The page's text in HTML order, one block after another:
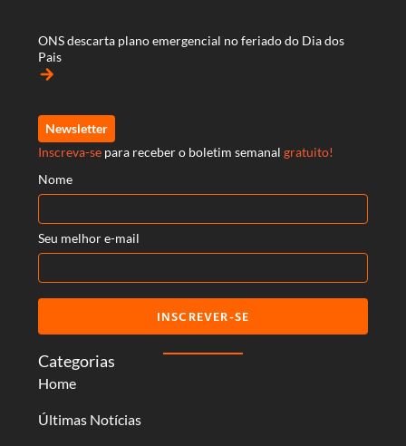
Categorias
Home
Últimas Notícias
ONS descarta plano emergencial no feriado do Dia dos
Pais
arrow_forward
Newsletter
Inscreva-se para receber o boletim semanal gratuito!
Nome
Seu melhor e-mail
INSCREVER-SE